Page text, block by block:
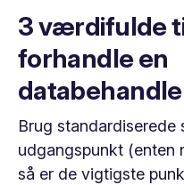
3 værdifulde
forhandle en
Brug standardiserede
udgangspunkt (enten
så er de vigtigste